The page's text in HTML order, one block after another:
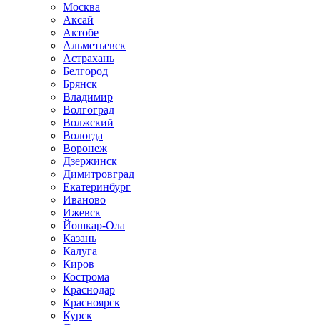
Москва
Аксай
Актобе
Альметьевск
Астрахань
Белгород
Брянск
Владимир
Волгоград
Волжский
Вологда
Воронеж
Дзержинск
Димитровград
Екатеринбург
Иваново
Ижевск
Йошкар-Ола
Казань
Калуга
Киров
Кострома
Краснодар
Красноярск
Курск